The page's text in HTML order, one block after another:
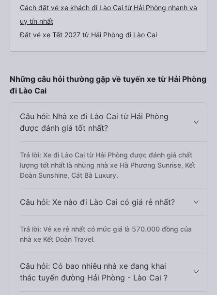
Cách đặt vé xe khách đi Lào Cai từ Hải Phòng nhanh và
uy tín nhất
Đặt vé xe Tết 2027 từ Hải Phòng đi Lào Cai
Những câu hỏi thường gặp về tuyến xe từ Hải Phòng
đi Lào Cai
Câu hỏi: Nhà xe đi Lào Cai từ Hải Phòng
được đánh giá tốt nhất?
Trả lời: Xe đi Lào Cai từ Hải Phòng được đánh giá chất
lượng tốt nhất là những nhà xe Hà Phương Sunrise, Kết
Đoàn Sunshine, Cát Bà Luxury.
Câu hỏi: Xe nào đi Lào Cai có giá rẻ nhất?
Trả lời: Vé xe rẻ nhất có mức giá là 570.000 đồng của
nhà xe Kết Đoàn Travel.
Câu hỏi: Có bao nhiêu nhà xe đang khai
thác tuyến đường Hải Phòng - Lào Cai ?